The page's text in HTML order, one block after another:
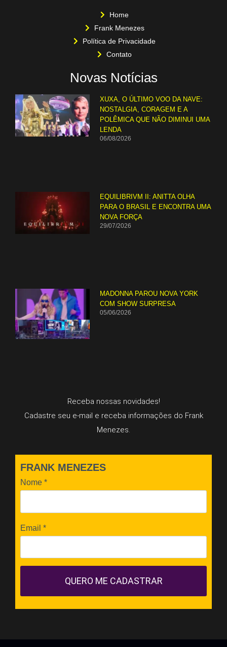
Home
Frank Menezes
Política de Privacidade
Contato
Novas Notícias
XUXA, O ÚLTIMO VOO DA NAVE:
NOSTALGIA, CORAGEM E A
POLÊMICA QUE NÃO DIMINUI UMA
LENDA
06/08/2026
EQUILIBRIVM II: ANITTA OLHA
PARA O BRASIL E ENCONTRA UMA
NOVA FORÇA
29/07/2026
MADONNA PAROU NOVA YORK
COM SHOW SURPRESA
05/06/2026
Receba nossas novidades!
Cadastre seu e-mail e receba informações do Frank
Menezes.
FRANK MENEZES
Nome *
Email *
QUERO ME CADASTRAR